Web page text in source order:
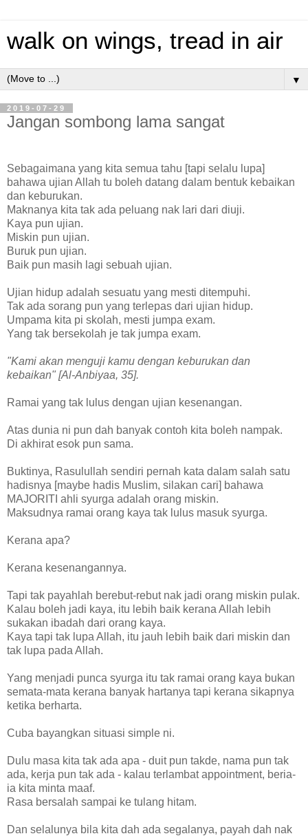
walk on wings, tread in air
▼
2019-07-29
Jangan sombong lama sangat
Sebagaimana yang kita semua tahu [tapi selalu lupa]
bahawa ujian Allah tu boleh datang dalam bentuk kebaikan
dan keburukan.
Maknanya kita tak ada peluang nak lari dari diuji.
Kaya pun ujian.
Miskin pun ujian.
Buruk pun ujian.
Baik pun masih lagi sebuah ujian.
Ujian hidup adalah sesuatu yang mesti ditempuhi.
Tak ada sorang pun yang terlepas dari ujian hidup.
Umpama kita pi skolah, mesti jumpa exam.
Yang tak bersekolah je tak jumpa exam.
"Kami akan menguji kamu dengan keburukan dan
kebaikan" [Al-Anbiyaa, 35].
Ramai yang tak lulus dengan ujian kesenangan.
Atas dunia ni pun dah banyak contoh kita boleh nampak.
Di akhirat esok pun sama.
Buktinya, Rasulullah sendiri pernah kata dalam salah satu
hadisnya [maybe hadis Muslim, silakan cari] bahawa
MAJORITI ahli syurga adalah orang miskin.
Maksudnya ramai orang kaya tak lulus masuk syurga.
Kerana apa?
Kerana kesenangannya.
Tapi tak payahlah berebut-rebut nak jadi orang miskin pulak.
Kalau boleh jadi kaya, itu lebih baik kerana Allah lebih
sukakan ibadah dari orang kaya.
Kaya tapi tak lupa Allah, itu jauh lebih baik dari miskin dan
tak lupa pada Allah.
Yang menjadi punca syurga itu tak ramai orang kaya bukan
semata-mata kerana banyak hartanya tapi kerana sikapnya
ketika berharta.
Cuba bayangkan situasi simple ni.
Dulu masa kita tak ada apa - duit pun takde, nama pun tak
ada, kerja pun tak ada - kalau terlambat appointment, beria-
ia kita minta maaf.
Rasa bersalah sampai ke tulang hitam.
Dan selalunya bila kita dah ada segalanya, payah dah nak